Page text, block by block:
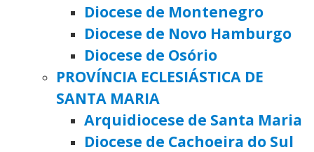
Diocese de Montenegro
Diocese de Novo Hamburgo
Diocese de Osório
PROVÍNCIA ECLESIÁSTICA DE
SANTA MARIA
Arquidiocese de Santa Maria
Diocese de Cachoeira do Sul